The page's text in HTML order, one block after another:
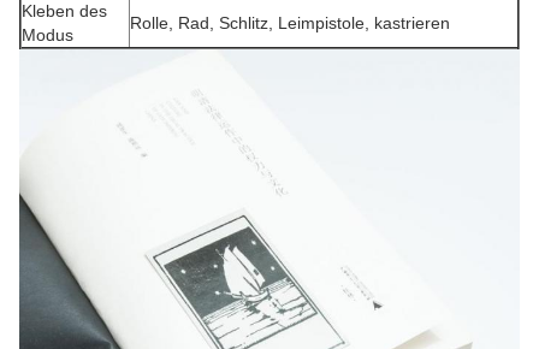
Kleben des
Modus
Rolle, Rad, Schlitz, Leimpistole, kastrieren